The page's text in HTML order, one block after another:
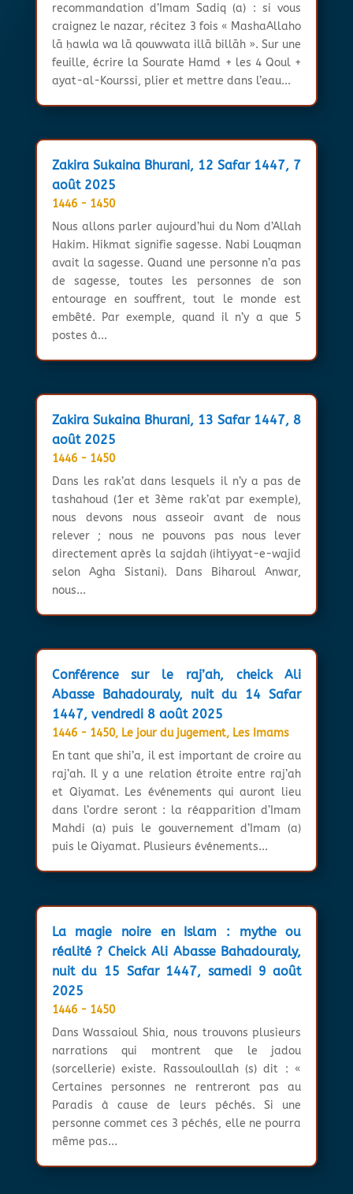
recommandation d’Imam Sadiq (a) : si vous
craignez le nazar, récitez 3 fois « MashaAllaho
lā ḥawla wa lā qouwwata illā billāh ». Sur une
feuille, écrire la Sourate Hamd + les 4 Qoul +
ayat-al-Kourssi, plier et mettre dans l’eau...
Zakira Sukaina Bhurani, 12 Safar 1447, 7
août 2025
1446 - 1450
Nous allons parler aujourd’hui du Nom d’Allah
Hakim. Hikmat signifie sagesse. Nabi Louqman
avait la sagesse. Quand une personne n’a pas
de sagesse, toutes les personnes de son
entourage en souffrent, tout le monde est
embêté. Par exemple, quand il n’y a que 5
postes à...
Zakira Sukaina Bhurani, 13 Safar 1447, 8
août 2025
1446 - 1450
Dans les rak’at dans lesquels il n’y a pas de
tashahoud (1er et 3ème rak’at par exemple),
nous devons nous asseoir avant de nous
relever ; nous ne pouvons pas nous lever
directement après la sajdah (ihtiyyat-e-wajid
selon Agha Sistani). Dans Biharoul Anwar,
nous...
Conférence sur le raj’ah, cheick Ali
Abasse Bahadouraly, nuit du 14 Safar
1447, vendredi 8 août 2025
1446 - 1450, Le jour du jugement, Les Imams
En tant que shi’a, il est important de croire au
raj’ah. Il y a une relation étroite entre raj’ah
et Qiyamat. Les événements qui auront lieu
dans l’ordre seront : la réapparition d’Imam
Mahdi (a) puis le gouvernement d’Imam (a)
puis le Qiyamat. Plusieurs événements...
La magie noire en Islam : mythe ou
réalité ? Cheick Ali Abasse Bahadouraly,
nuit du 15 Safar 1447, samedi 9 août
2025
1446 - 1450
Dans Wassaioul Shia, nous trouvons plusieurs
narrations qui montrent que le jadou
(sorcellerie) existe. Rassouloullah (s) dit : «
Certaines personnes ne rentreront pas au
Paradis à cause de leurs péchés. Si une
personne commet ces 3 péchés, elle ne pourra
même pas...